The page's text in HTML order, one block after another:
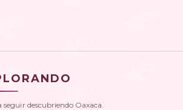
seguir descubriendo Oaxaca.